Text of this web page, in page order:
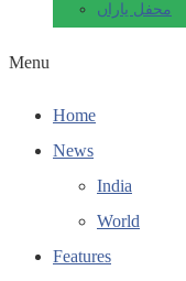
محفل یاراں
Menu
Home
News
India
World
Features